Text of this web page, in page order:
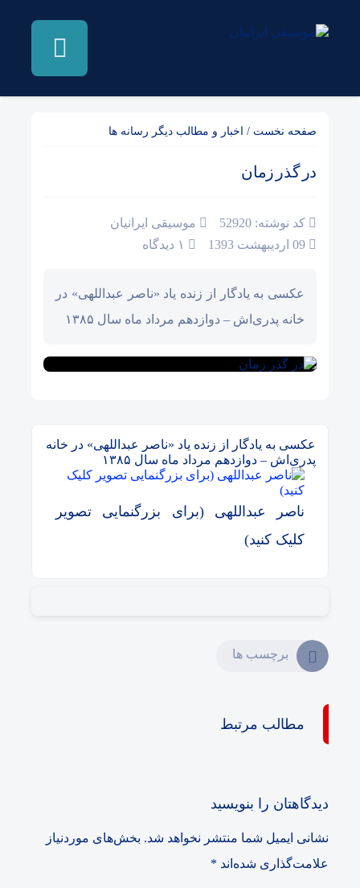
صفحه نخست / اخبار و مطالب دیگر رسانه ها
در گذر زمان
کد نوشته: 52920
موسیقی ایرانیان
۱ دیدگاه
عکسی به یادگار از زنده یاد «ناصر عبداللهی» در
خانه پدری‌اش – دوازدهم مرداد ماه سال ۱۳۸۵
عکسی به یادگار از زنده یاد «ناصر عبداللهی» در خانه
پدری‌اش – دوازدهم مرداد ماه سال ۱۳۸۵
ناصر عبداللهی (برای بزرگنمایی تصویر
کلیک کنید)
برچسب ها
مطالب مرتبط
دیدگاهتان را بنویسید
نشانی ایمیل شما منتشر نخواهد شد. بخش‌های موردنیاز
علامت‌گذاری شده‌اند *